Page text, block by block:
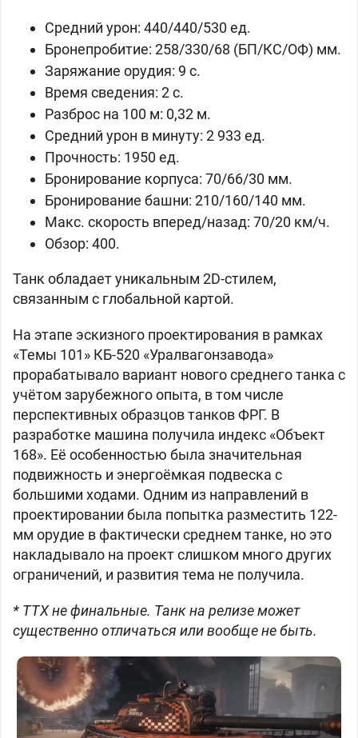
Средний урон: 440/440/530 ед.
Бронепробитие: 258/330/68 (БП/КС/ОФ) мм.
Заряжание орудия: 9 с.
Время сведения: 2 с.
Разброс на 100 м: 0,32 м.
Средний урон в минуту: 2 933 ед.
Прочность: 1950 ед.
Бронирование корпуса: 70/66/30 мм.
Бронирование башни: 210/160/140 мм.
Макс. скорость вперед/назад: 70/20 км/ч.
Обзор: 400.
Танк обладает уникальным 2D-стилем,
связанным с глобальной картой.
На этапе эскизного проектирования в рамках
«Темы 101» КБ-520 «Уралвагонзавода»
прорабатывало вариант нового среднего танка с
учётом зарубежного опыта, в том числе
перспективных образцов танков ФРГ. В
разработке машина получила индекс «Объект
168». Её особенностью была значительная
подвижность и энергоёмкая подвеска с
большими ходами. Одним из направлений в
проектировании была попытка разместить 122-
мм орудие в фактически среднем танке, но это
накладывало на проект слишком много других
ограничений, и развития тема не получила.
* ТТХ не финальные. Танк на релизе может
существенно отличаться или вообще не быть.